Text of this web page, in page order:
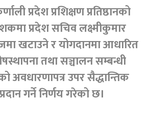
प्रदेश प्रशिक्षण प्रतिष्ठानको
प्रदेश सचिव लक्ष्मीकुमार
खटाउने र योगदानमा आधारित
तथा सञ्चालन सम्बन्धी
अवधारणापत्र उपर सैद्धान्तिक
गर्ने निर्णय गरेको छ।